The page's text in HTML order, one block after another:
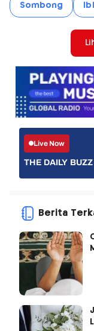
Sombong
Live Now
THE DAILY BUZZ
Berita